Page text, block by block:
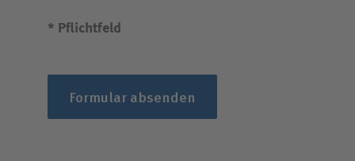
* Pflichtfeld
Formular absenden